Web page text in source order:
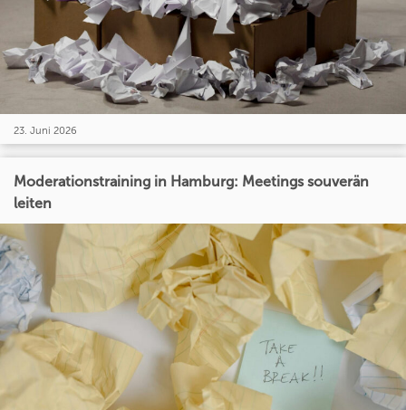
23. Juni 2026
Moderationstraining in Hamburg: Meetings souverän
leiten